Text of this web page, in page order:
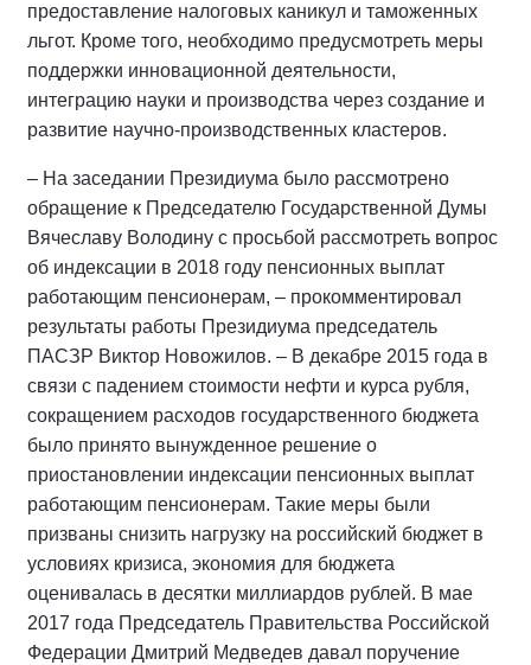
предоставление налоговых каникул и таможенных
льгот. Кроме того, необходимо предусмотреть меры
поддержки инновационной деятельности,
интеграцию науки и производства через создание и
развитие научно-производственных кластеров.
– На заседании Президиума было рассмотрено
обращение к Председателю Государственной Думы
Вячеславу Володину с просьбой рассмотреть вопрос
об индексации в 2018 году пенсионных выплат
работающим пенсионерам, – прокомментировал
результаты работы Президиума председатель
ПАСЗР Виктор Новожилов. – В декабре 2015 года в
связи с падением стоимости нефти и курса рубля,
сокращением расходов государственного бюджета
было принято вынужденное решение о
приостановлении индексации пенсионных выплат
работающим пенсионерам. Такие меры были
призваны снизить нагрузку на российский бюджет в
условиях кризиса, экономия для бюджета
оценивалась в десятки миллиардов рублей. В мае
2017 года Председатель Правительства Российской
Федерации Дмитрий Медведев давал поручение